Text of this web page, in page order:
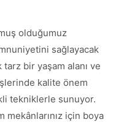
olduğumuz
sağlayacak
bir yaşam alanı ve
kalite önem
tekniklerle sunuyor.
mekânlarınız için boya